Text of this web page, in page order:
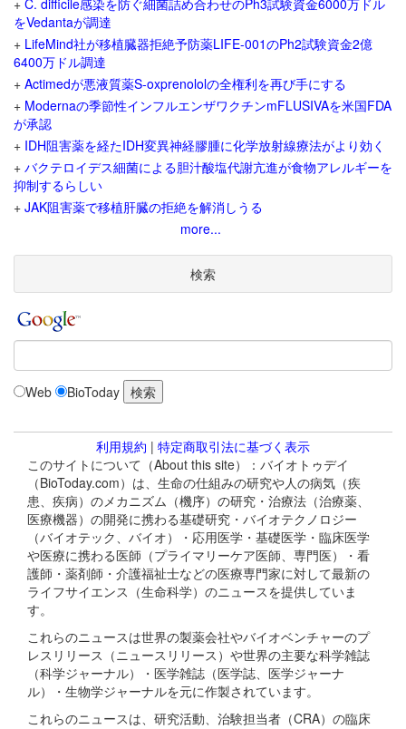
+ C. difficile感染を防ぐ細菌詰め合わせのPh3試験資金6000万ドル
をVedantaが調達
+ LifeMind社が移植臓器拒絶予防薬LIFE-001のPh2試験資金2億
6400万ドル調達
+ Actimedが悪液質薬S-oxprenololの全権利を再び手にする
+ Modernaの季節性インフルエンザワクチンmFLUSIVAを米国FDA
が承認
+ IDH阻害薬を経たIDH変異神経膠腫に化学放射線療法がより効く
+ バクテロイデス細菌による胆汁酸塩代謝亢進が食物アレルギーを
抑制するらしい
+ JAK阻害薬で移植肝臓の拒絶を解消しうる
more...
検索
Web BioToday
利用規約 | 特定商取引法に基づく表示
このサイトについて（About this site）：バイオトゥデイ
（BioToday.com）は、生命の仕組みの研究や人の病気（疾
患、疾病）のメカニズム（機序）の研究・治療法（治療薬、
医療機器）の開発に携わる基礎研究・バイオテクノロジー
（バイオテック、バイオ）・応用医学・基礎医学・臨床医学
や医療に携わる医師（プライマリーケア医師、専門医）・看
護師・薬剤師・介護福祉士などの医療専門家に対して最新の
ライフサイエンス（生命科学）のニュースを提供していま
す。
これらのニュースは世界の製薬会社やバイオベンチャーのプ
レスリリース（ニュースリリース）や世界の主要な科学雑誌
（科学ジャーナル）・医学雑誌（医学誌、医学ジャーナ
ル）・生物学ジャーナルを元に作製されています。
これらのニュースは、研究活動、治験担当者（CRA）の臨床